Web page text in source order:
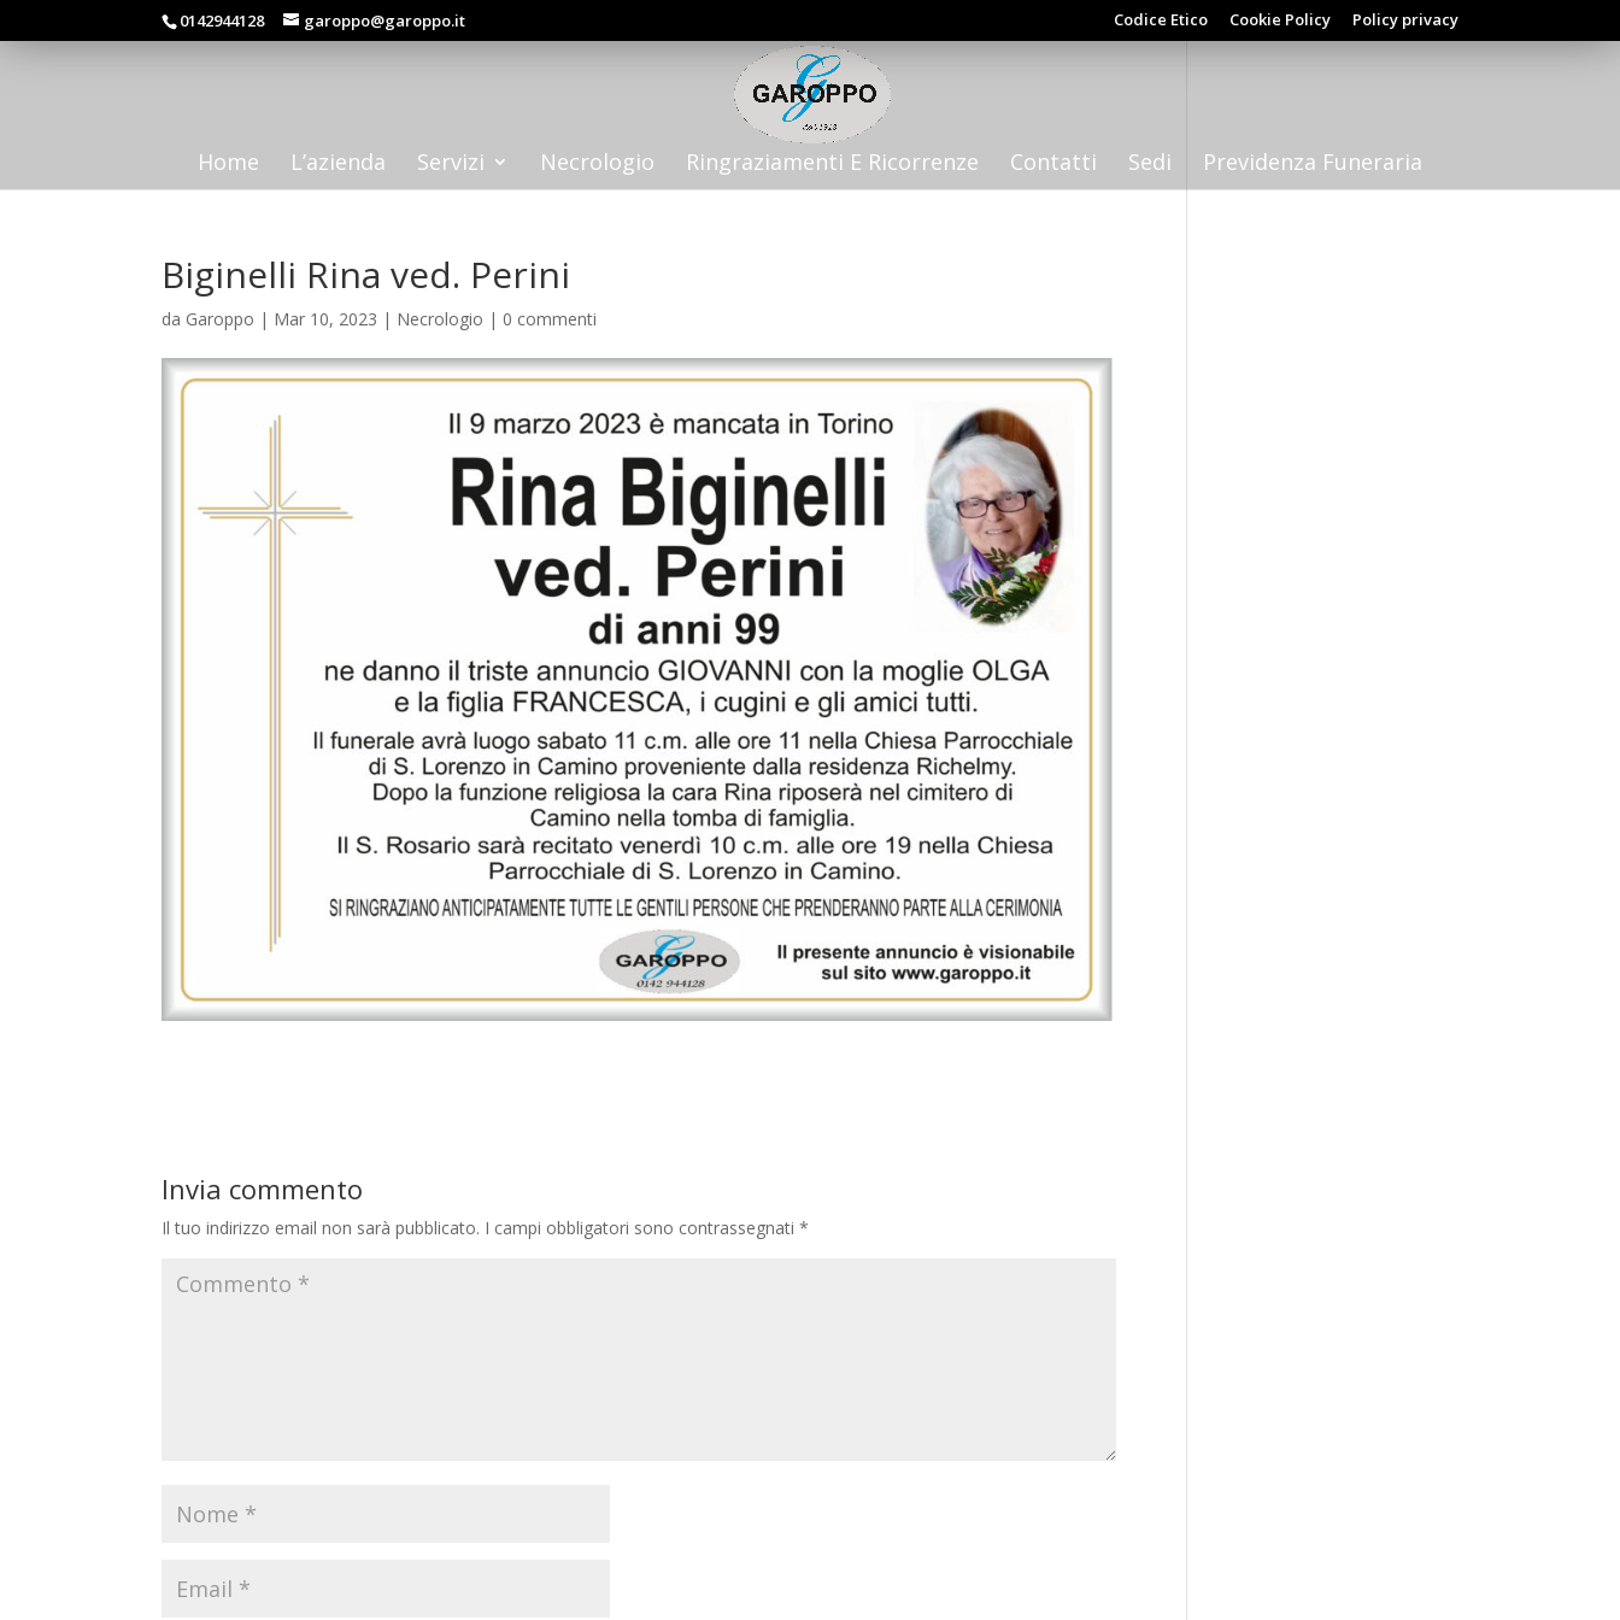
0142944128 garoppo@garoppo.it Codice Etico Cookie Policy Policy privacy
Home L’azienda Servizi Necrologio Ringraziamenti E Ricorrenze Contatti Sedi Previdenza Funeraria
Biginelli Rina ved. Perini
da Garoppo | Mar 10, 2023 | Necrologio | 0 commenti
Invia commento
Il tuo indirizzo email non sarà pubblicato. I campi obbligatori sono contrassegnati*